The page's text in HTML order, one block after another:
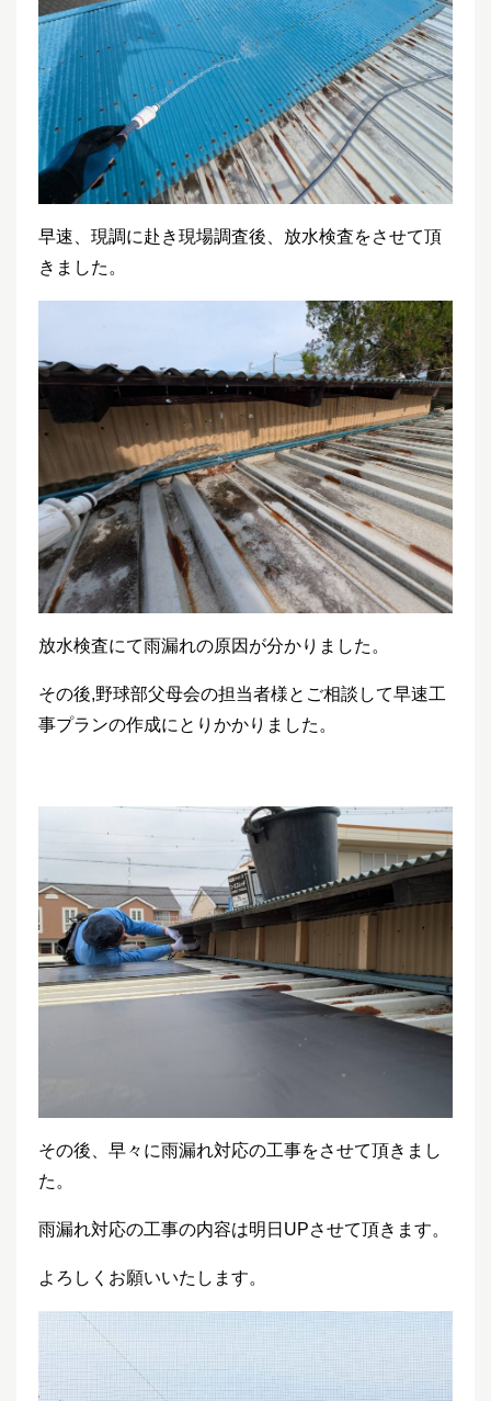
早速、現調に赴き現場調査後、放水検査をさせて頂
きました。
放水検査にて雨漏れの原因が分かりました。
その後,野球部父母会の担当者様とご相談して早速工
事プランの作成にとりかかりました。
その後、早々に雨漏れ対応の工事をさせて頂きまし
た。
雨漏れ対応の工事の内容は明日UPさせて頂きます。
よろしくお願いいたします。